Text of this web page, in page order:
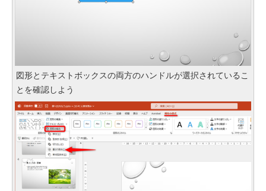
図形とテキストボックスの両方のハンドルが選択されているこ
とを確認しよう